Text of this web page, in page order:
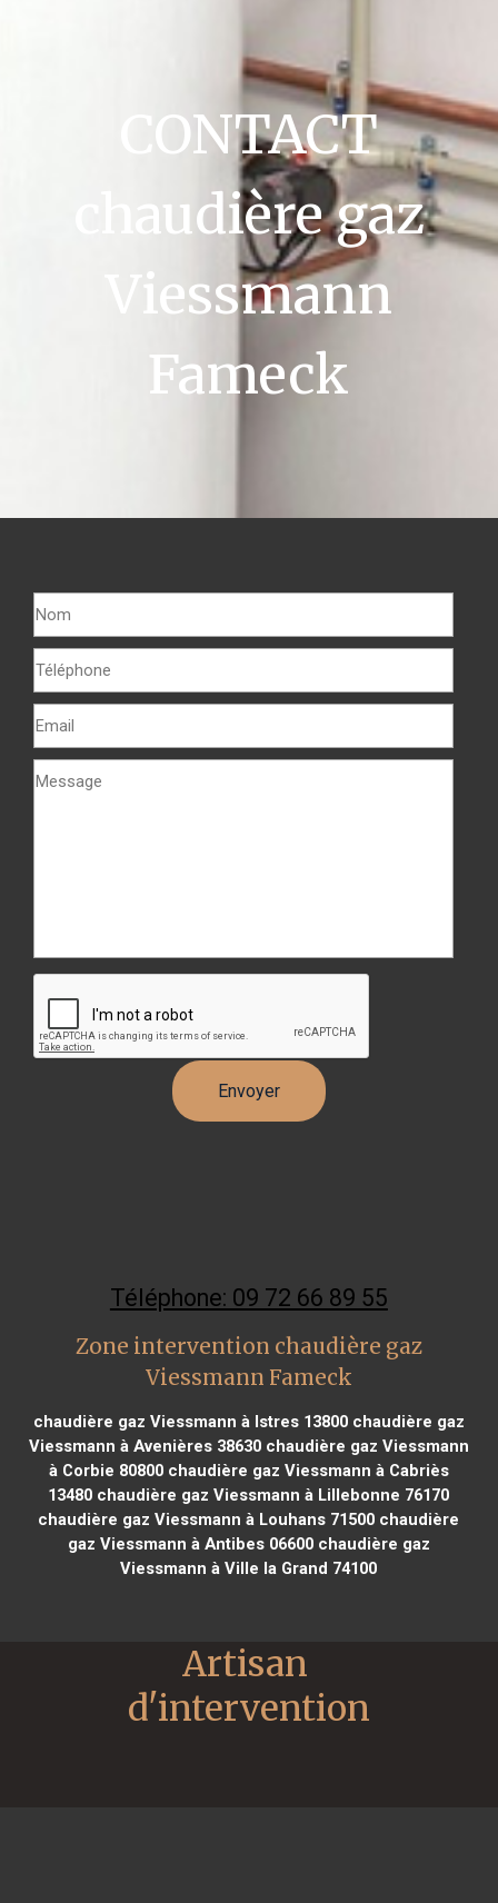
CONTACT
chaudière gaz
Viessmann
Fameck
Téléphone: 09 72 66 89 55
Zone intervention chaudière gaz
Viessmann Fameck
chaudière gaz Viessmann à Istres 13800chaudière gaz
Viessmann à Avenières 38630chaudière gaz Viessmann
à Corbie 80800chaudière gaz Viessmann à Cabriès
13480 chaudière gaz Viessmann à Lillebonne 76170
chaudière gaz Viessmann à Louhans 71500 chaudière
gaz Viessmann à Antibes 06600chaudière gaz
Viessmann à Ville la Grand 74100
Artisan
d'intervention